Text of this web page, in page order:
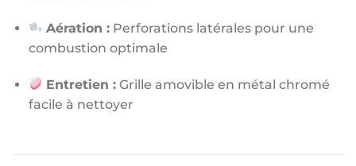
Aération : Perforations latérales pour une
combustion optimale
Entretien : Grille amovible en métal chromé
facile à nettoyer